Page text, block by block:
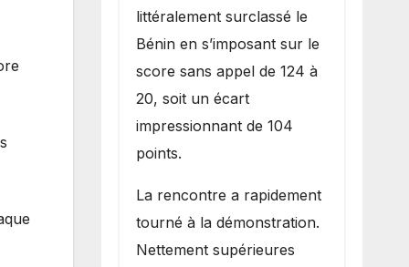
littéralement surclassé le
Bénin en s’imposant sur le
score sans appel de 124 à
20, soit un écart
impressionnant de 104
points.
La rencontre a rapidement
tourné à la démonstration.
Nettement supérieures